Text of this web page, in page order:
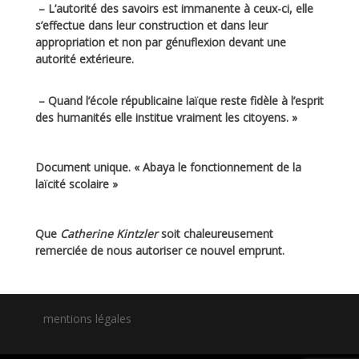
– L’autorité des savoirs est immanente à ceux-ci, elle
s’effectue dans leur construction et dans leur
appropriation et non par génuflexion devant une
autorité extérieure.
– Quand l’école républicaine laïque reste fidèle à l’esprit
des humanités elle institue vraiment les citoyens. »
Document unique. « Abaya le fonctionnement de la
laïcité scolaire »
Que Catherine Kintzlersoit chaleureusement
remerciée de nous autoriser ce nouvel emprunt.
mentions légales